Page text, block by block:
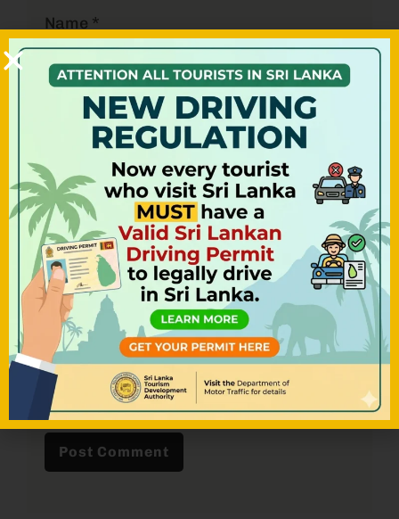
Name *
Email*
Website
Save my name, email, and website in
this browser for the next time I
comment.